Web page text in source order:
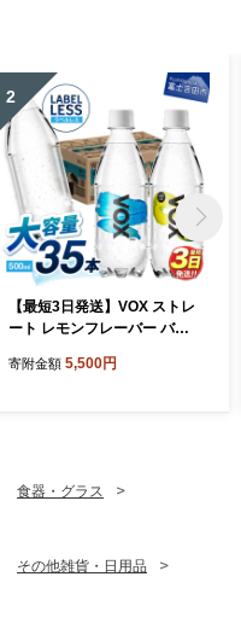
2
【最短3日発送】VOX ストレ
ート レモンフレーバー バナ
【富士吉田市限定カートン】
寄附金額 5,500円
食器・グラス
その他雑貨・日用品